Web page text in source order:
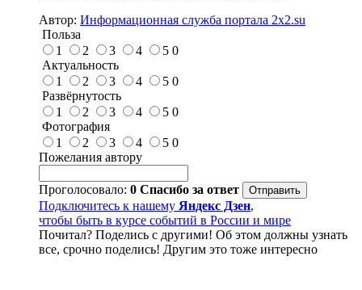
Автор: Информационная служба портала 2x2.su
Польза
1
2 3 4 5 0
Актуальность
1
2 3 4 5 0
Развёрнутость
1
2 3 4 5 0
Фотография
1
2 3 4 5 0
Пожелания автору
Проголосовало: 0 Спасибо за ответ
Подключитесь к нашему Яндекс Дзен,
чтобы быть в курсе событий в России и мире
Почитал? Поделись с другими! Об этом должны узнать
все, срочно поделись! Другим это тоже интересно